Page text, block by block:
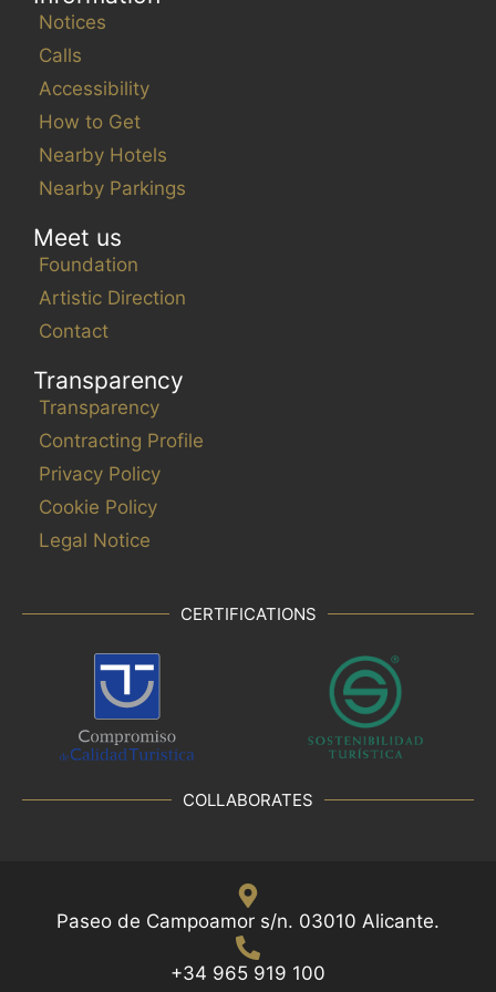
Notices
Calls
Accessibility
How to Get
Nearby Hotels
Nearby Parkings
Meet us
Foundation
Artistic Direction
Contact
Transparency
Transparency
Contracting Profile
Privacy Policy
Cookie Policy
Legal Notice
CERTIFICATIONS
COLLABORATES
Paseo de Campoamor s/n. 03010 Alicante.
+34 965 919 100